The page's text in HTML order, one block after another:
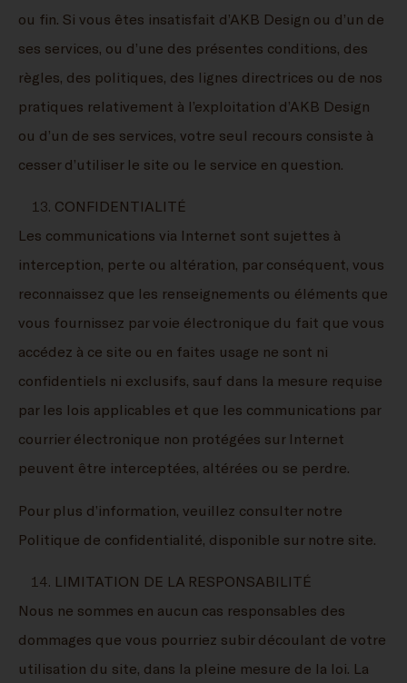
ou fin. Si vous êtes insatisfait d’AKB Design ou d’un de
ses services, ou d’une des présentes conditions, des
règles, des politiques, des lignes directrices ou de nos
pratiques relativement à l’exploitation d’AKB Design
ou d’un de ses services, votre seul recours consiste à
cesser d’utiliser le site ou le service en question.
CONFIDENTIALITÉ
Les communications via Internet sont sujettes à
interception, perte ou altération, par conséquent, vous
reconnaissez que les renseignements ou éléments que
vous fournissez par voie électronique du fait que vous
accédez à ce site ou en faites usage ne sont ni
confidentiels ni exclusifs, sauf dans la mesure requise
par les lois applicables et que les communications par
courrier électronique non protégées sur Internet
peuvent être interceptées, altérées ou se perdre.
Pour plus d’information, veuillez consulter notre
Politique de confidentialité, disponible sur notre site.
LIMITATION DE LA RESPONSABILITÉ
Nous ne sommes en aucun cas responsables des
dommages que vous pourriez subir découlant de votre
utilisation du site, dans la pleine mesure de la loi. La